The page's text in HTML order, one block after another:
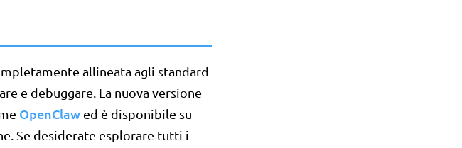
allineata agli standard
e debuggare. La nuova versione
OpenClaw ed è disponibile su
Se desiderate esplorare tutti i